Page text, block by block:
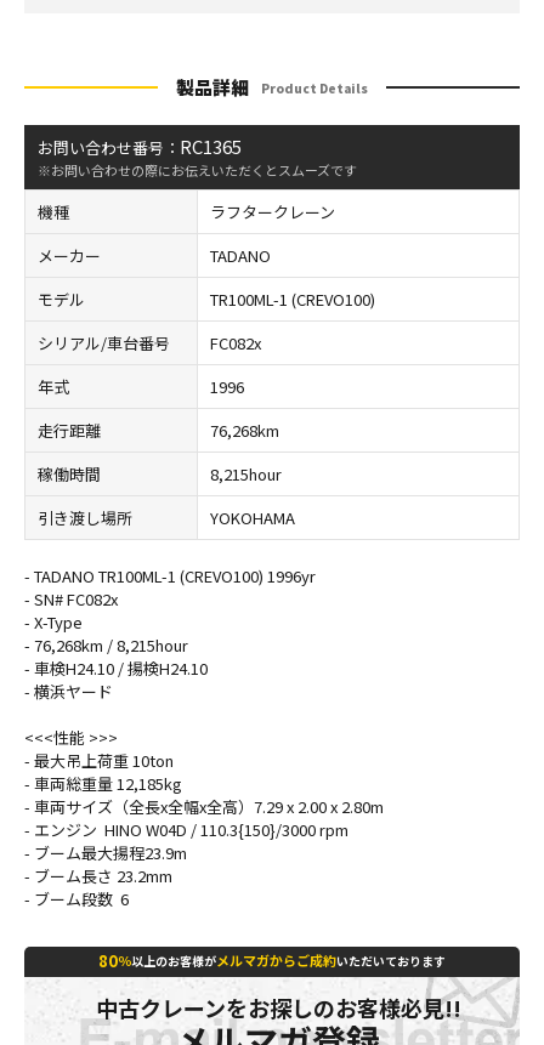
製品詳細 Product Details
お問い合わせ番号： RC1365
※お問い合わせの際にお伝えいただくとスムーズです
機種
ラフタークレーン
メーカー
TADANO
モデル
TR100ML-1 (CREVO100)
シリアル/車台番号
FC082x
年式
1996
走行距離
76,268km
稼働時間
8,215hour
引き渡し場所
YOKOHAMA
- TADANO TR100ML-1 (CREVO100) 1996yr
- SN# FC082x
- X-Type
- 76,268km / 8,215hour
- 車検H24.10 / 揚検H24.10
- 横浜ヤード
<<<性能 >>>
- 最大吊上荷重 10ton
- 車両総重量 12,185kg
- 車両サイズ（全長x全幅x全高）7.29 x 2.00 x 2.80m
- エンジン HINO W04D / 110.3{150}/3000 rpm
- ブーム最大揚程23.9m
- ブーム長さ 23.2mm
- ブーム段数 6
80％以上のお客様がメルマガからご成約いただいております
中古クレーンをお探しのお客様必見!!